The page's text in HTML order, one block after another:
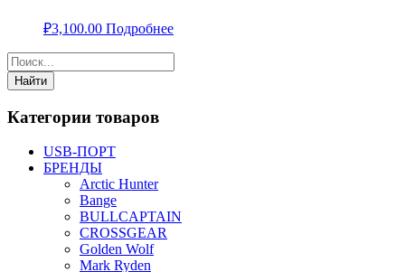
₽3,100.00 Подробнее
Категории товаров
USB-ПОРТ
БРЕНДЫ
Arctic Hunter
Bange
BULLCAPTAIN
CROSSGEAR
Golden Wolf
Mark Ryden